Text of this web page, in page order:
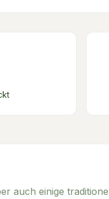
auch einige